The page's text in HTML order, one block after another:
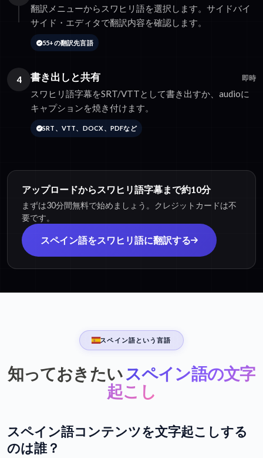
翻訳メニューからスワヒリ語を選択します。サイドバイ
サイド・エディタで翻訳内容を確認します。
55+の翻訳先言語
4 書き出しと共有 即時
スワヒリ語字幕をSRT/VTTとして書き出すか、audioに
キャプションを焼き付けます。
SRT、VTT、DOCX、PDFなど
アップロードからスワヒリ語字幕まで約10分
まずは30分間無料で始めましょう。クレジットカードは不
要です。
スペイン語をスワヒリ語に翻訳する
スペイン語という言語
知っておきたいスペイン語の文字
起こし
スペイン語コンテンツを文字起こしする
のは誰？